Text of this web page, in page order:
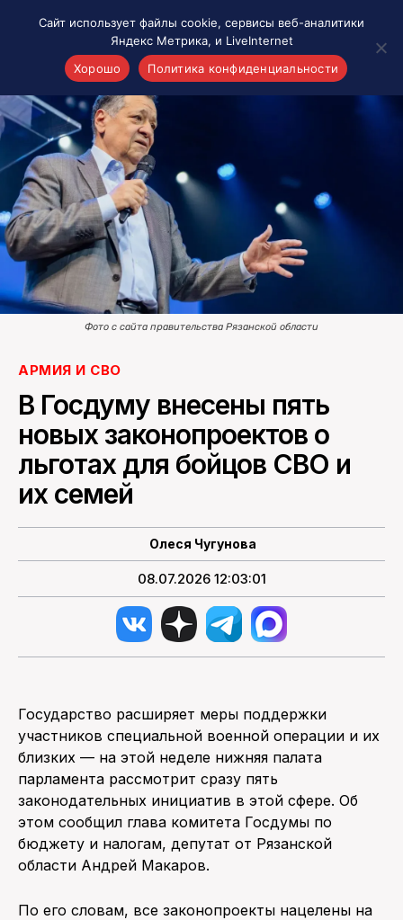
Акценты
Материалы о Рязани и области
Проекты 7 инфо
Здоровье
Интересное
Новости кино и ТВ
Новости России
Политика
Новости мира
О НАС
ПОИСК ПО САЙТУ
Фото с сайта правительства Рязанской области
АРМИЯ И СВО
В Госдуму внесены пять
новых законопроектов о
льготах для бойцов СВО и
их семей
Олеся Чугунова
08.07.2026 12:03:01
Государство расширяет меры поддержки
участников специальной военной операции и их
близких — на этой неделе нижняя палата
парламента рассмотрит сразу пять
законодательных инициатив в этой сфере. Об
этом сообщил глава комитета Госдумы по
бюджету и налогам, депутат от Рязанской
области Андрей Макаров.
По его словам, все законопроекты нацелены на
Сайт использует файлы cookie, сервисы веб-аналитики
Яндекс Метрика, и LiveInternet
Хорошо
Политика конфиденциальности